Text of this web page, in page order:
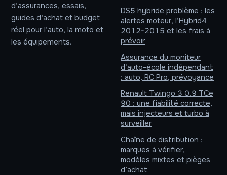
d'assurances, essais,
guides d'achat et budget
réel pour l'auto, la moto et
les équipements.
DS5 hybride problème : les
alertes moteur, l’Hybrid4
2012-2015 et les frais à
prévoir
Assurance du moniteur
d’auto-école indépendant
: auto, RC Pro, prévoyance
Renault Twingo 3 0.9 TCe
90 : une fiabilité correcte,
mais injecteurs et turbo à
surveiller
Chaîne de distribution :
marques à vérifier,
modèles mixtes et pièges
d’achat